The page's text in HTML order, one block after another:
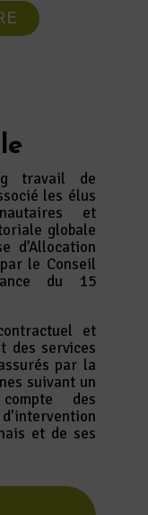
travail de
les élus
et
globale
d’Allocation
le Conseil
du 15
et
des services
par la
suivant un
des
et de ses